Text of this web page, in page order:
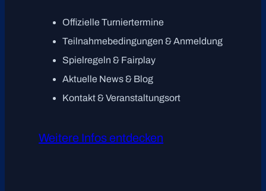
Offizielle Turniertermine
Teilnahmebedingungen & Anmeldung
Spielregeln & Fairplay
Aktuelle News & Blog
Kontakt & Veranstaltungsort
Weitere Infos entdecken